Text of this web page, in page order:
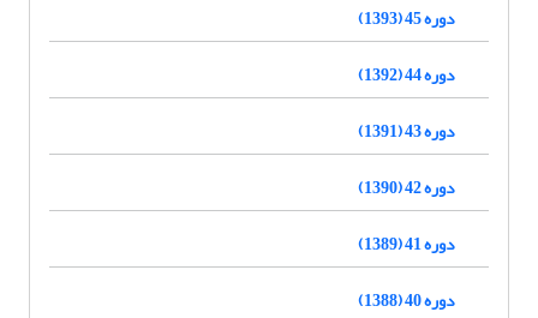
دوره 45 (1393)
دوره 44 (1392)
دوره 43 (1391)
دوره 42 (1390)
دوره 41 (1389)
دوره 40 (1388)